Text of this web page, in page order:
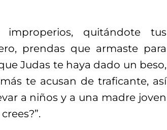
quitándote tus
prendas que armaste para
Judas te haya dado un beso,
te acusan de traficante, así
a niños y a una madre joven